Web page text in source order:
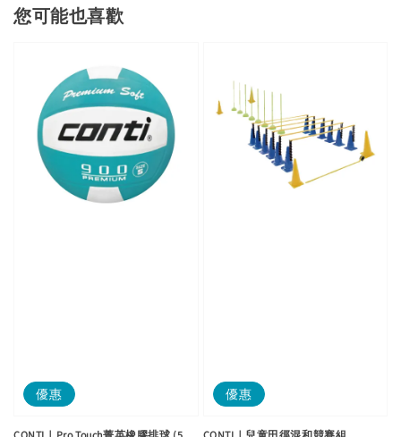
您可能也喜歡
優惠 優惠